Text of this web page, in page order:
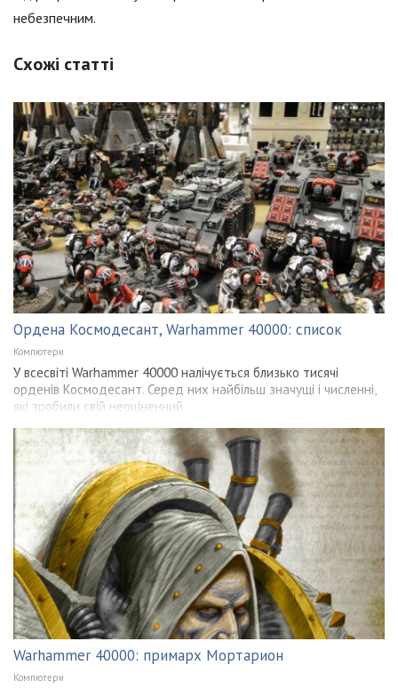
небезпечним.
Схожі статті
Ордена Космодесант, Warhammer 40000: список
Компютери
У всесвіті Warhammer 40000 налічується близько тисячі
орденів Космодесант. Серед них найбільш значущі і численні,
які зробили свій неоціненний
Warhammer 40000: примарх Мортарион
Компютери